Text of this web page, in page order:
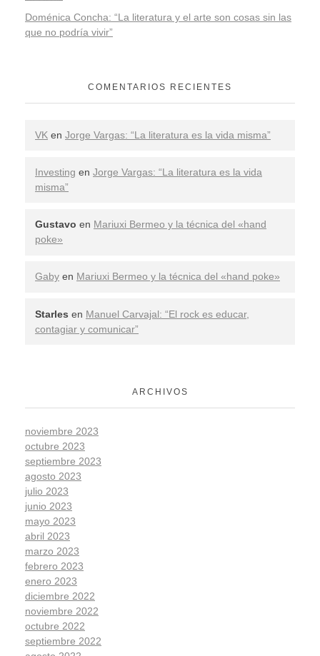
Doménica Concha: “La literatura y el arte son cosas sin las
que no podría vivir”
COMENTARIOS RECIENTES
VK en Jorge Vargas: “La literatura es la vida misma”
Investing en Jorge Vargas: “La literatura es la vida
misma”
Gustavo en Mariuxi Bermeo y la técnica del «hand
poke»
Gaby en Mariuxi Bermeo y la técnica del «hand poke»
Starles en Manuel Carvajal: “El rock es educar,
contagiar y comunicar”
ARCHIVOS
noviembre 2023
octubre 2023
septiembre 2023
agosto 2023
julio 2023
junio 2023
mayo 2023
abril 2023
marzo 2023
febrero 2023
enero 2023
diciembre 2022
noviembre 2022
octubre 2022
septiembre 2022